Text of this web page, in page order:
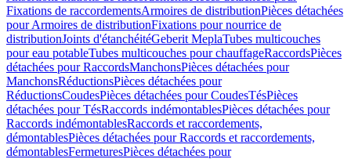
Fixations de raccordementsArmoires de distributionPièces détachées
pour Armoires de distributionFixations pour nourrice de
distributionJoints d'étanchéitéGeberit MeplaTubes multicouches
pour eau potableTubes multicouches pour chauffageRaccordsPièces
détachées pour RaccordsManchonsPièces détachées pour
ManchonsRéductionsPièces détachées pour
RéductionsCoudesPièces détachées pour CoudesTésPièces
détachées pour TésRaccords indémontablesPièces détachées pour
Raccords indémontablesRaccords et raccordements,
démontablesPièces détachées pour Raccords et raccordements,
démontablesFermeturesPièces détachées pour